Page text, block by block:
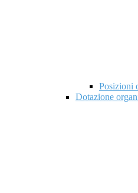
Posizioni
Dotazione